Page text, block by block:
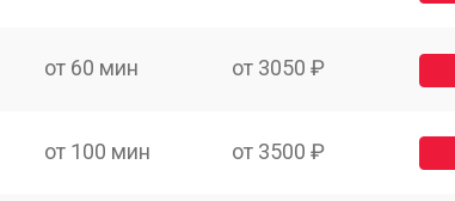
от 60 мин от 3050 ₽
от 100 мин от 3500 ₽